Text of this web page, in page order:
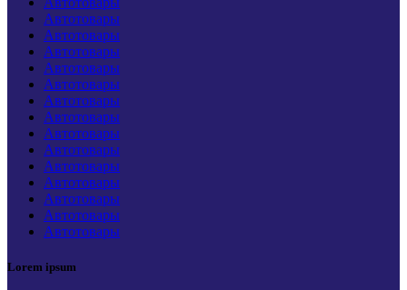
Автотовары
Автотовары
Автотовары
Автотовары
Автотовары
Автотовары
Автотовары
Автотовары
Автотовары
Автотовары
Автотовары
Автотовары
Автотовары
Автотовары
Lorem ipsum